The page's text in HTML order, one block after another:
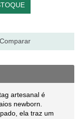
Comparar
artesanal é
newborn.
ela traz um